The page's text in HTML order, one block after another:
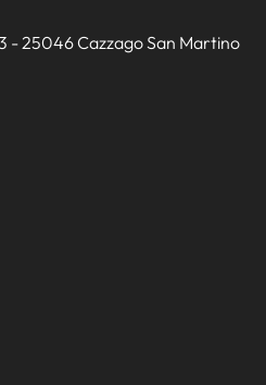
- 25046 Cazzago San Martino